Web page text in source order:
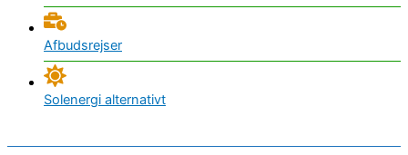
Afbudsrejser
Solenergi alternativt